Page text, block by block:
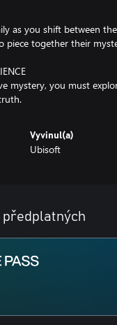
as you shift between
piece together their
mystery, you must
Vyvinul(a)
Ubisoft